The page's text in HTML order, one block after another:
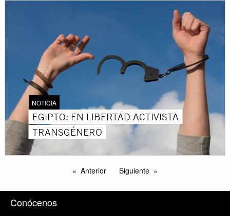
NOTICIA
EGIPTO: EN LIBERTAD ACTIVISTA
TRANSGÉNERO
Anterior Siguiente
Conócenos